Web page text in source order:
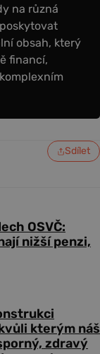
na různá
obsah, který
financí,
Sdílet
OSVČ:
nižší penzi,
kterým náš
zdravý